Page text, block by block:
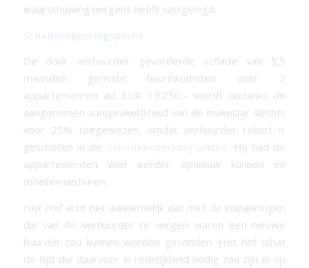
waarschuwing nergens heeft vastgelegd.
Schadebeperkingsplicht
De door verhuurder gevorderde schade van 5,5
maanden gemiste huurinkomsten voor 2
appartementen ad EUR 19.250,- wordt ondanks de
aangenomen aansprakelijkheid van de makelaar slechts
voor 25% toegewezen, omdat verhuurder tekort is
geschoten in de schadebeperkingsplicht. Hij had de
appartementen veel eerder opnieuw kunnen en
moeten verhuren.
Het Hof acht het aannemelijk dat met de inspanningen
die van de verhuurder te vergen waren een nieuwe
huurder zou kunnen worden gevonden. Het hof schat
de tijd die daarvoor in redelijkheid nodig zou zijn in op